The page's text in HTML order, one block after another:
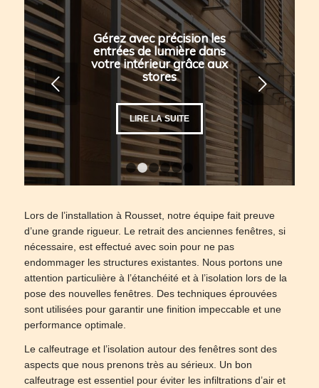
Gérez avec précision les
entrées de lumière dans
votre intérieur grâce aux
stores
LIRE LA SUITE
Suivant
1 2 3 4
Lors de l’installation à Rousset, notre équipe fait preuve
d’une grande rigueur. Le retrait des anciennes fenêtres, si
nécessaire, est effectué avec soin pour ne pas
endommager les structures existantes. Nous portons une
attention particulière à l’étanchéité et à l’isolation lors de la
pose des nouvelles fenêtres. Des techniques éprouvées
sont utilisées pour garantir une finition impeccable et une
performance optimale.
Le calfeutrage et l’isolation autour des fenêtres sont des
aspects que nous prenons très au sérieux. Un bon
calfeutrage est essentiel pour éviter les infiltrations d’air et